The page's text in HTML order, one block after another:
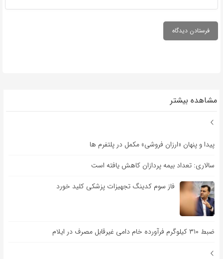
مشاهده بیشتر
پیدا و پنهان «ارزان فروشی» مکمل در پلتفرم ها
سالاری: تعداد بیمه پردازان کاهش یافته است
فاز سوم کدینگ تجهیزات پزشکی کلید خورد
ضبط ۳۱۰ کیلوگرم فرآورده خام دامی غیرقابل مصرف در ایلام